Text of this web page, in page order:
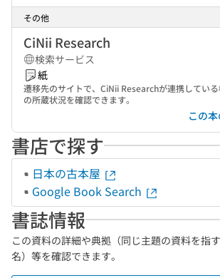
その他
CiNii Research
検索サービス
紙
遷移先のサイトで、CiNii Researchが連携してい
の所蔵状況を確認できます。
この
書店で探す
日本の古本屋
Google Book Search
書誌情報
この資料の詳細や典拠（同じ主題の資料を指
名）等を確認できます。